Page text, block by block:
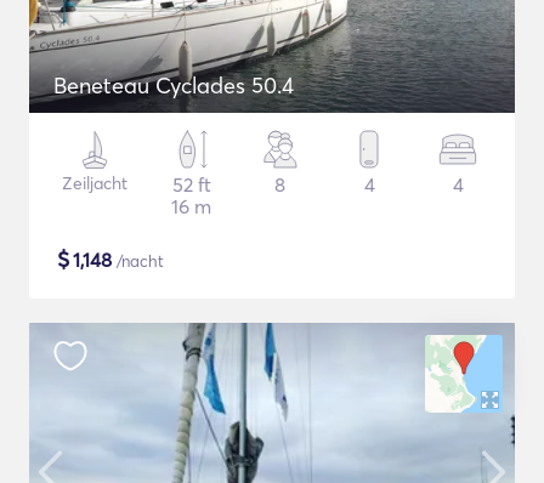
Beneteau Cyclades 50.4
Zeiljacht
52 ft
16 m
8 4 4
$1,148 /nacht